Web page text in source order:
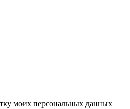
моих персональных данных